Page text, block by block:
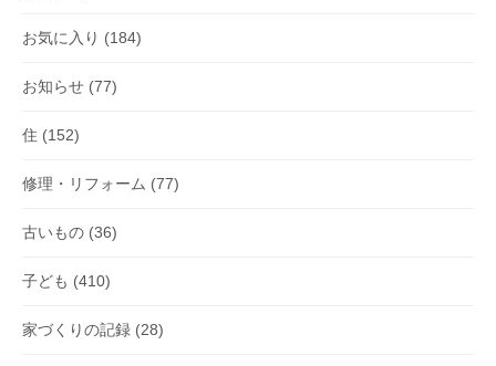
お気に入り (184)
お知らせ (77)
住 (152)
修理・リフォーム (77)
古いもの (36)
子ども (410)
家づくりの記録 (28)